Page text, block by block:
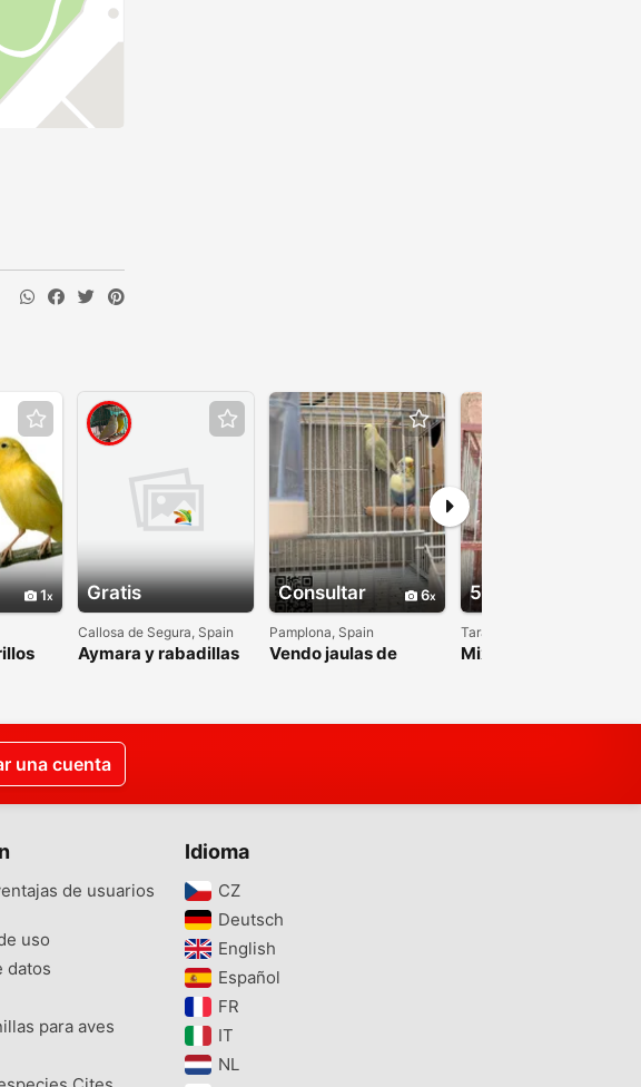
1 Gratis
Callosa de Segura, Spain
Aymara y rabadillas
Consultar 6
Pamplona, Spain
Vendo jaulas de
periquitos Y
50.00 €
Tarazona, Spain
Mixto de jilguero
una cuenta
de usuarios
uso
datos
para aves
Idioma
CZ‎
Deutsch‎
English‎
Español‎
FR‎
IT‎
NL‎